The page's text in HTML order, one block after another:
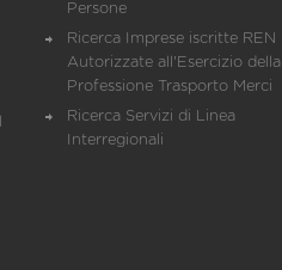
Persone
Ricerca Imprese iscritte REN
Autorizzate all'Esercizio della
Professione Trasporto Merci
Ricerca Servizi di Linea
Interregionali